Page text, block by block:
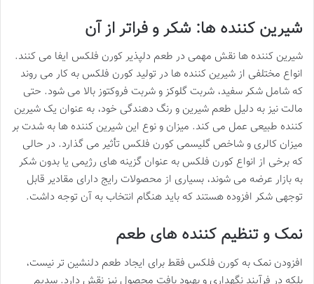
شیرین کننده ها: شکر و فراتر از آن
شیرین کننده ها نقش مهمی در طعم دلپذیر کورن فلکس ایفا می کنند.
انواع مختلفی از شیرین کننده ها در تولید کورن فلکس به کار می روند
که شامل شکر سفید، شربت گلوکز و شربت فروکتوز بالا می شود. حتی
مالت نیز به دلیل طعم شیرین و رنگ دهندگی خود، به عنوان یک شیرین
کننده طبیعی عمل می کند. میزان و نوع این شیرین کننده ها به شدت بر
میزان کالری و شاخص گلیسمی کورن فلکس تأثیر می گذارد. در حالی
که برخی از انواع کورن فلکس به عنوان گزینه های رژیمی یا بدون شکر
به بازار عرضه می شوند، بسیاری از محصولات رایج دارای مقادیر قابل
توجهی شکر افزوده هستند که باید هنگام انتخاب به آن توجه داشت.
نمک و تنظیم کننده های طعم
افزودن نمک به کورن فلکس فقط برای ایجاد طعم دلنشین تر نیست،
بلکه در فرآیند نگهداری و بهبود بافت محصول نیز نقش دارد. سدیم